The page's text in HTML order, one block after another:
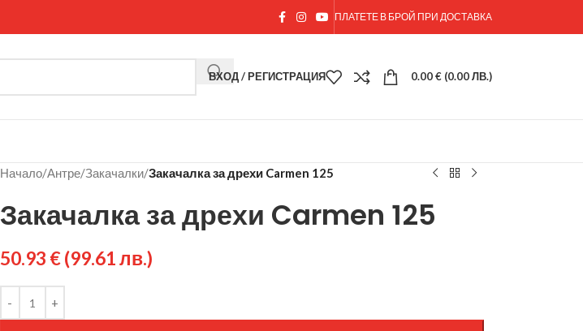
ПЛАТЕТЕ В БРОЙ ПРИ ДОСТАВКА
ВХОД / РЕГИСТРАЦИЯ 0.00€ (0.00 ЛВ.)
Начало/Антре/Закачалки/Закачалка за дрехи Carmen 125
Закачалка за дрехи Carmen 125
50.93 €(99.61 лв.)